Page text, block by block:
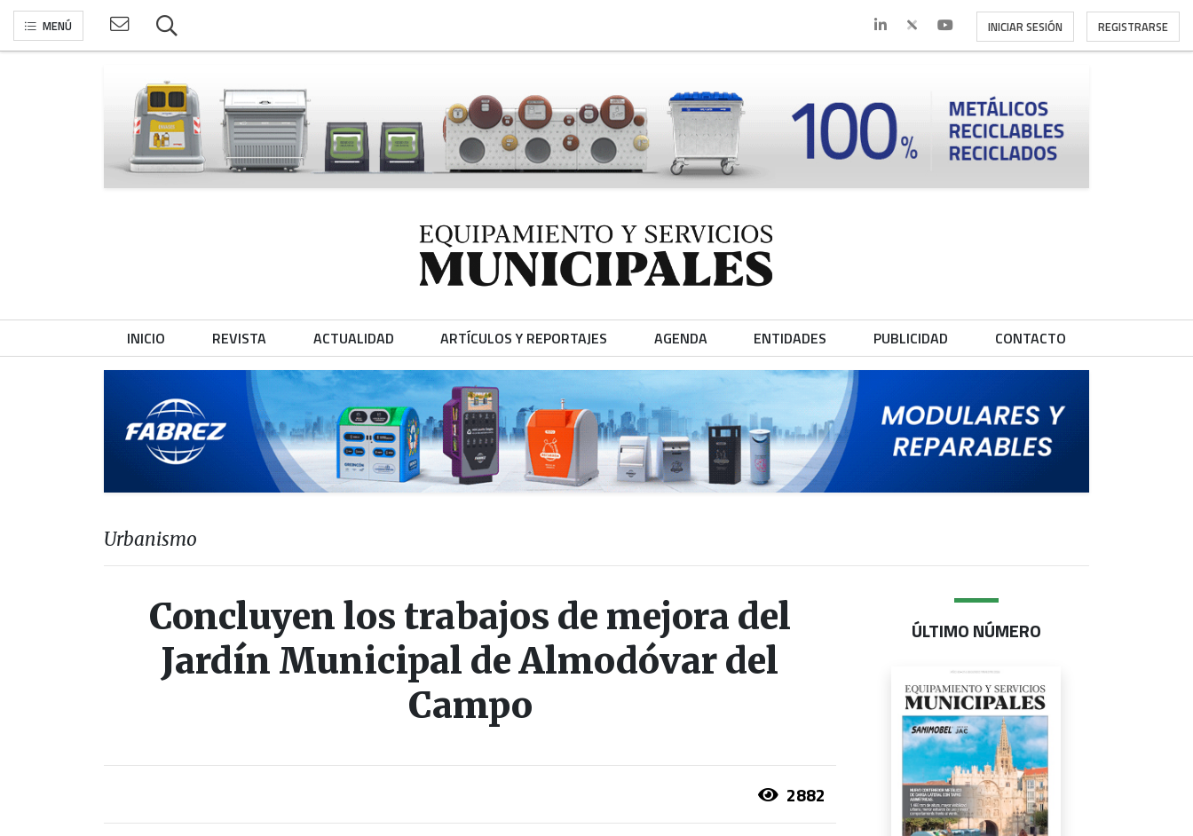
MENÚ INICIAR SESIÓN REGISTRARSE
INICIO REVISTA ACTUALIDAD ARTÍCULOS Y REPORTAJES AGENDA ENTIDADES PUBLICIDAD CONTACTO
Urbanismo
Concluyen los trabajos de mejora del
Jardín Municipal de Almodóvar del
Campo
2882
ÚLTIMO NÚMERO